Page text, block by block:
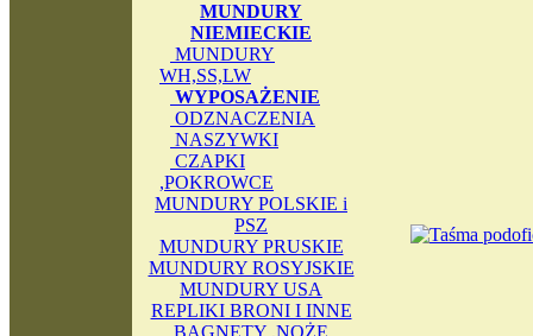
MUNDURY
NIEMIECKIE
MUNDURY
WH,SS,LW
WYPOSAŻENIE
ODZNACZENIA
NASZYWKI
CZAPKI
,POKROWCE
MUNDURY POLSKIE i
PSZ
MUNDURY PRUSKIE
MUNDURY ROSYJSKIE
MUNDURY USA
REPLIKI BRONI I INNE
BAGNETY ,NOŻE